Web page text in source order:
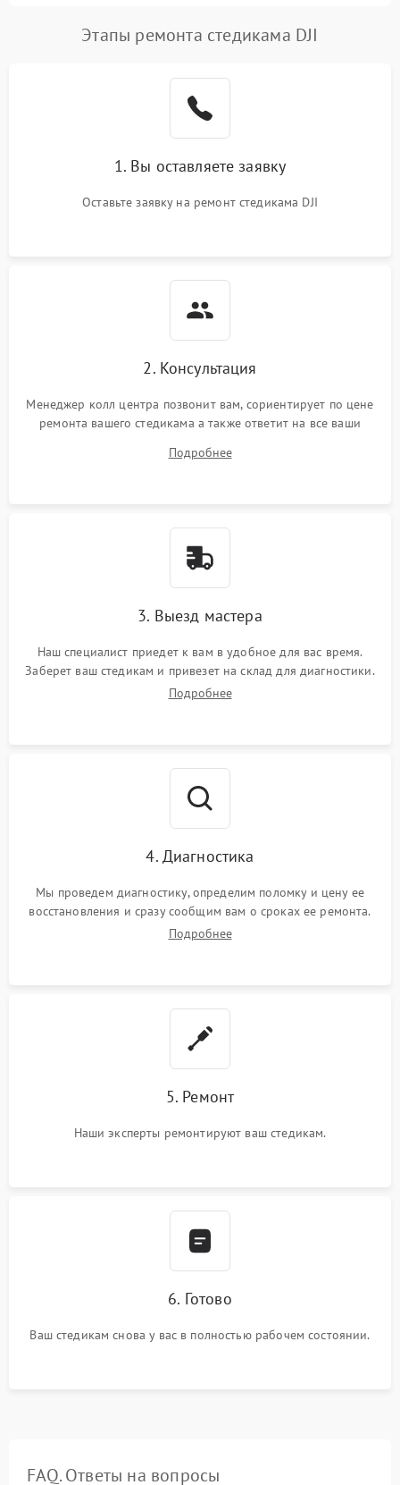
Этапы ремонта стедикама DJI
1. Вы оставляете заявку
Оставьте заявку на ремонт стедикама DJI
2. Консультация
Менеджер колл центра позвонит вам, сориентирует по цене
ремонта вашего стедикама а также ответит на все ваши
Подробнее
3. Выезд мастера
Наш специалист приедет к вам в удобное для вас время.
Заберет ваш стедикам и привезет на склад для диагностики.
Подробнее
4. Диагностика
Мы проведем диагностику, определим поломку и цену ее
восстановления и сразу сообщим вам о сроках ее ремонта.
Подробнее
5. Ремонт
Наши эксперты ремонтируют ваш стедикам.
6. Готово
Ваш стедикам снова у вас в полностью рабочем состоянии.
FAQ. Ответы на вопросы